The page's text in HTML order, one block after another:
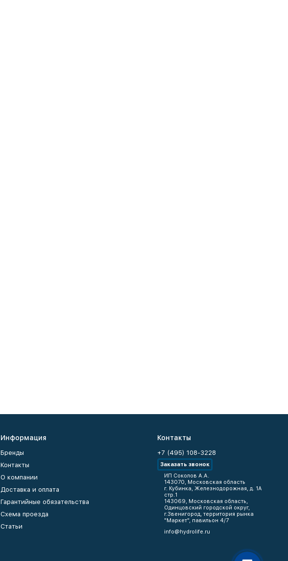
Информация
Бренды
Контакты
О компании
Доставка и оплата
Гарантийные обязательства
Схема проезда
Статьи
Контакты
+7 (495) 108-3228
Заказать звонок
ИП Соколов А.А.
143070, Московская область
г. Кубинка, Железнодорожная, д. 1А
стр.1
143069, Московская область,
Одинцовский городской округ,
г.Звенигород, территория рынка
"Маркет", павильон 4/7
info@hydrolife.ru